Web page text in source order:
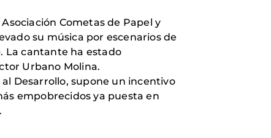
Cometas de Papel y
su música por escenarios de
La cantante ha estado
Urbano Molina.
Desarrollo, supone un incentivo
empobrecidos ya puesta en